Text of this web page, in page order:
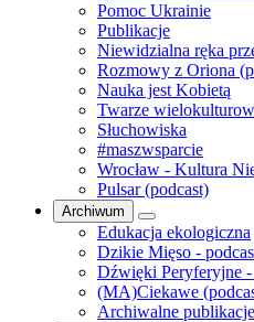
Pomoc Ukrainie
Publikacje
Niewidzialna ręka
Rozmowy z Oriona
Nauka jest Kobietą
Twarze
Słuchowiska
#maszwsparcie
Wrocław - Kultura
Pulsar (podcast)
Archiwum
Edukacja ekologiczna
Dzikie Mięso -
Dźwięki Peryferyjne -
(MA)Ciekawe
Archiwalne publikacje